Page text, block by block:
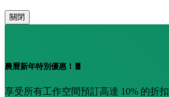
關閉
農曆新年特別優惠！🧧
享受所有工作空間預訂高達 10% 的折扣